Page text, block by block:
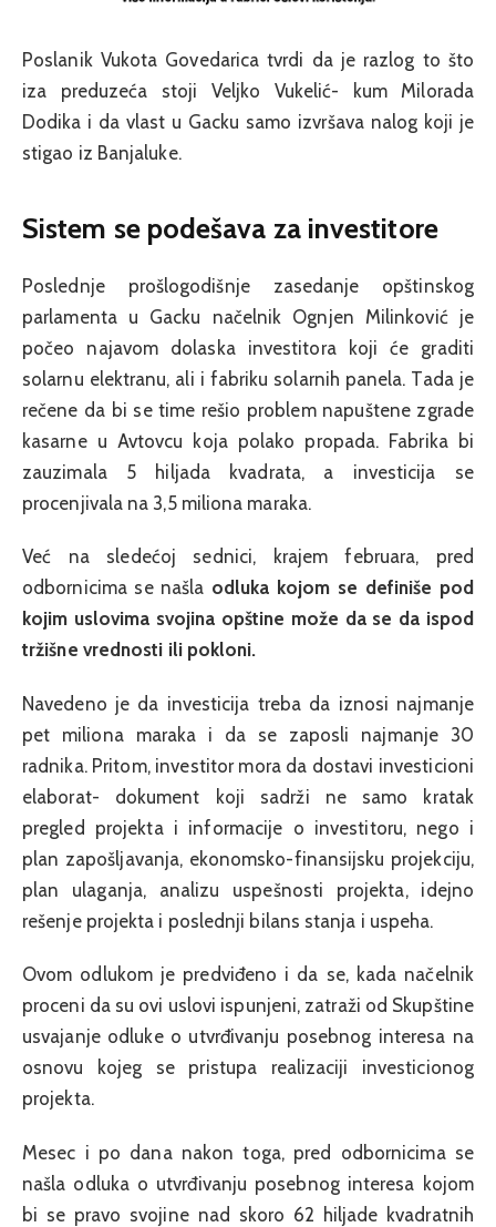
Poslanik Vukota Govedarica tvrdi da je razlog to što
iza preduzeća stoji Veljko Vukelić- kum Milorada
Dodika i da vlast u Gacku samo izvršava nalog koji je
stigao iz Banjaluke.
Sistem se podešava za investitore
Poslednje prošlogodišnje zasedanje opštinskog
parlamenta u Gacku načelnik Ognjen Milinković je
počeo najavom dolaska investitora koji će graditi
solarnu elektranu, ali i fabriku solarnih panela. Tada je
rečene da bi se time rešio problem napuštene zgrade
kasarne u Avtovcu koja polako propada. Fabrika bi
zauzimala 5 hiljada kvadrata, a investicija se
procenjivala na 3,5 miliona maraka.
Već na sledećoj sednici, krajem februara, pred
odbornicima se našla odluka kojom se definiše pod
kojim uslovima svojina opštine može da se da ispod
tržišne vrednosti ili pokloni.
Navedeno je da investicija treba da iznosi najmanje
pet miliona maraka i da se zaposli najmanje 30
radnika. Pritom, investitor mora da dostavi investicioni
elaborat- dokument koji sadrži ne samo kratak
pregled projekta i informacije o investitoru, nego i
plan zapošljavanja, ekonomsko-finansijsku projekciju,
plan ulaganja, analizu uspešnosti projekta, idejno
rešenje projekta i poslednji bilans stanja i uspeha.
Ovom odlukom je predviđeno i da se, kada načelnik
proceni da su ovi uslovi ispunjeni, zatraži od Skupštine
usvajanje odluke o utvrđivanju posebnog interesa na
osnovu kojeg se pristupa realizaciji investicionog
projekta.
Mesec i po dana nakon toga, pred odbornicima se
našla odluka o utvrđivanju posebnog interesa kojom
bi se pravo svojine nad skoro 62 hiljade kvadratnih